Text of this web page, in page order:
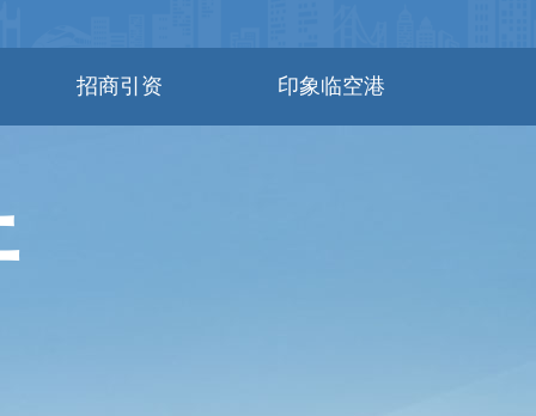
招商引资 印象临空港